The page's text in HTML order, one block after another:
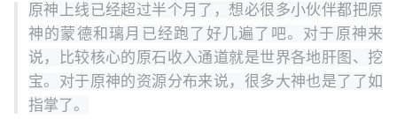
原神上线已经超过半个月了，想必很多小伙伴都把原
神的蒙德和璃月已经跑了好几遍了吧。对于原神来
说，比较核心的原石收入通道就是世界各地肝图、挖
宝。对于原神的资源分布来说，很多大神也是了了如
指掌了。